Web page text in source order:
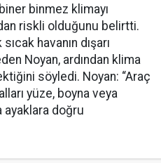
binmez klimayı
riskli olduğunu belirtti.
havanın dışarı
Noyan, ardından klima
söyledi. Noyan: “Araç
yüze, boyna veya
ayaklara doğru